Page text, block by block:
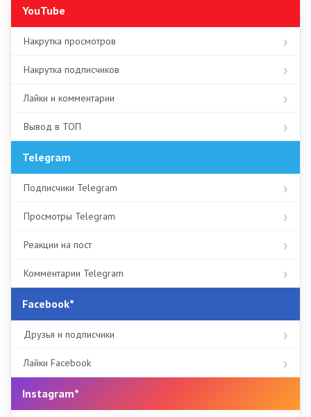
YouTube
Накрутка просмотров
Накрутка подписчиков
Лайки и комментарии
Вывод в ТОП
Telegram
Подписчики Telegram
Просмотры Telegram
Реакции на пост
Комментарии Telegram
Facebook*
Друзья и подписчики
Лайки Facebook
Instagram*